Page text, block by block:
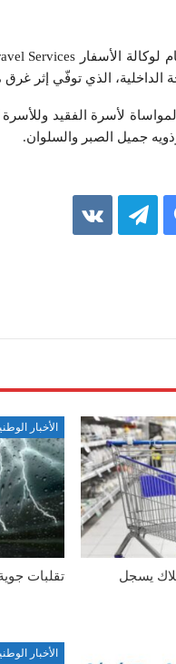
الذي توفّي إثر
لأسرة الفقيد
جميل الصبر والسلوان.
يسجل
الأخبار
تقلبات
الأخبار